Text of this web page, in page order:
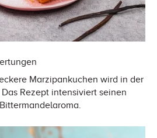
Marzipankuchen wird in der
Rezept intensiviert seinen